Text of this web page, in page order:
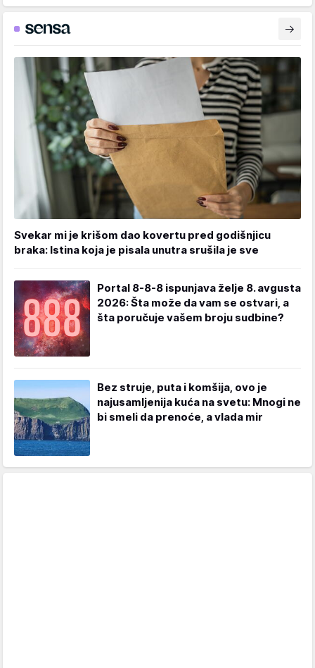
Svekar mi je krišom dao kovertu pred godišnjicu
braka: Istina koja je pisala unutra srušila je sve
Portal 8-8-8 ispunjava želje 8. avgusta
2026: Šta može da vam se ostvari, a
šta poručuje vašem broju sudbine?
Bez struje, puta i komšija, ovo je
najusamljenija kuća na svetu: Mnogi ne
bi smeli da prenoće, a vlada mir